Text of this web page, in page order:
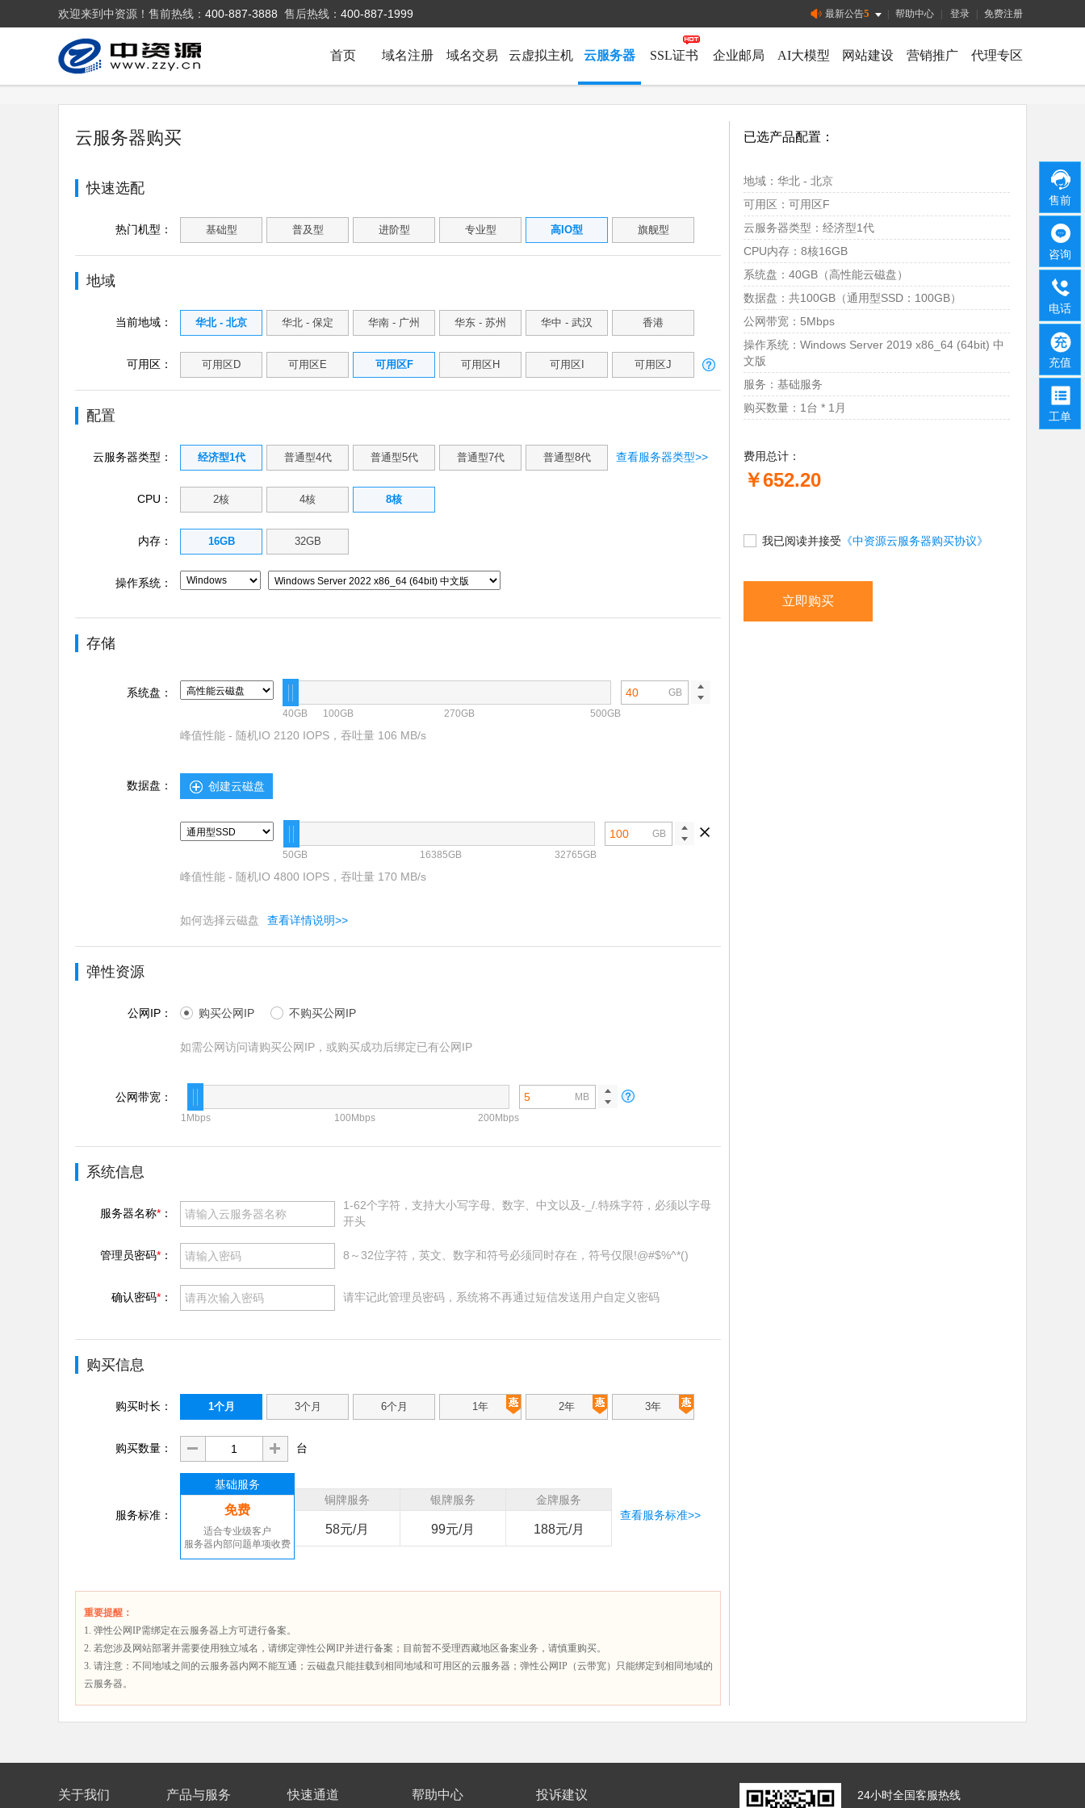
售前
咨询
电话
充值
工单
欢迎来到中资源！售前热线： 400-887-3888 售后热线： 400-887-1999 登录 免费注册
最新公告5 帮助中心
代理专区
营销推广
网站建设
AI大模型
企业邮局
SSL证书
云服务器
云虚拟主机
域名交易
域名注册
首页
云服务器购买
快速选配
热门机型： 基础型 普及型 进阶型 专业型 高IO型 旗舰型
地域
当前地域： 华北 - 北京 华北 - 保定 华南 - 广州 华东 - 苏州 华中 - 武汉 香港
可用区： 可用区D 可用区E 可用区F 可用区H 可用区I 可用区J
配置
云服务器类型： 经济型1代 普通型4代 普通型5代 普通型7代 普通型8代 查看服务器类型>>
CPU： 2核 4核 8核
内存： 16GB 32GB
操作系统：
存储
系统盘：
40GB 100GB 270GB 500GB
GB
峰值性能 - 随机IO 2120 IOPS，吞吐量 106 MB/s
数据盘： 创建云磁盘
50GB 16385GB 32765GB
GB
峰值性能 - 随机IO 4800 IOPS，吞吐量 170 MB/s
如何选择云磁盘 查看详情说明>>
弹性资源
公网IP： 购买公网IP 不购买公网IP
如需公网访问请购买公网IP，或购买成功后绑定已有公网IP
公网带宽：
1Mbps 100Mbps 200Mbps
MB
系统信息
服务器名称* ：
1-62个字符，支持大小写字母、数字、中文以及-_/.特殊字符，必须以字母
开头
管理员密码* ： 8～32位字符，英文、数字和符号必须同时存在，符号仅限!@#$%^*()
确认密码* ： 请牢记此管理员密码，系统将不再通过短信发送用户自定义密码
购买信息
购买时长： 1个月 3个月 6个月 1年 2年 3年
购买数量： 台
服务标准：
基础服务
免费
适合专业级客户
服务器内部问题单项收费
铜牌服务
58元/月
银牌服务
99元/月
金牌服务
188元/月
查看服务标准>>
重要提醒：
1. 弹性公网IP需绑定在云服务器上方可进行备案。
2. 若您涉及网站部署并需要使用独立域名，请绑定弹性公网IP并进行备案；目前暂不受理西藏地区备案业务，请慎重购买。
3. 请注意：不同地域之间的云服务器内网不能互通；云磁盘只能挂载到相同地域和可用区的云服务器；弹性公网IP（云带宽）只能绑定到相同地域的
云服务器。
已选产品配置：
地域：华北 - 北京
可用区：可用区F
云服务器类型：经济型1代
CPU内存：8核16GB
系统盘：40GB（高性能云磁盘）
数据盘：共100GB（通用型SSD：100GB）
公网带宽：5Mbps
操作系统：Windows Server 2019 x86_64 (64bit) 中
文版
服务：基础服务
购买数量：1台 * 1月
费用总计：
￥652.20
我已阅读并接受 《中资源云服务器购买协议》
立即购买
关于我们 产品与服务 快速通道 帮助中心 投诉建议 24小时全国客服热线